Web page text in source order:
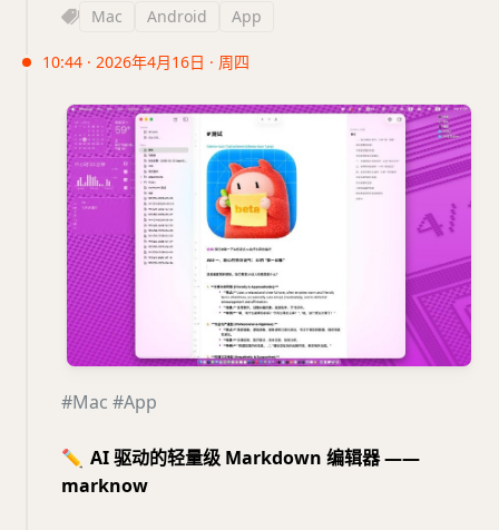
Mac Android App
10:44 · 2026年4月16日 · 周四
#Mac #App
✏️ AI 驱动的轻量级 Markdown 编辑器 ——
marknow